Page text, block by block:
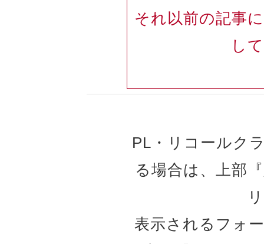
それ以前の記事
し
PL・リコールク
る場合は、上部
表示されるフォ